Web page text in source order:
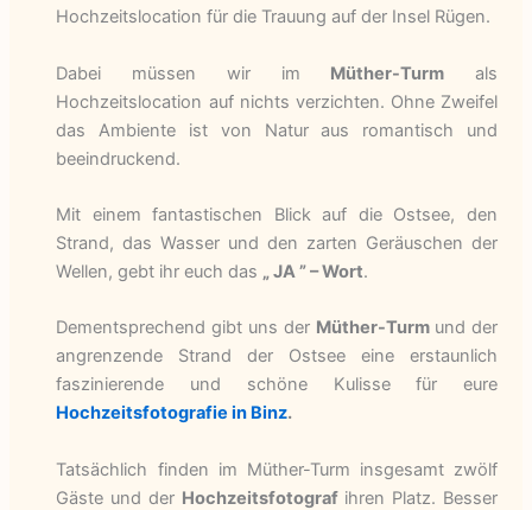
Hochzeitslocation für die Trauung auf der Insel Rügen.
Dabei müssen wir im Müther-Turm als
Hochzeitslocation auf nichts verzichten. Ohne Zweifel
das Ambiente ist von Natur aus romantisch und
beeindruckend.
Mit einem fantastischen Blick auf die Ostsee, den
Strand, das Wasser und den zarten Geräuschen der
Wellen, gebt ihr euch das „ JA ” – Wort.
Dementsprechend gibt uns der Müther-Turm und der
angrenzende Strand der Ostsee eine erstaunlich
faszinierende und schöne Kulisse für eure
Hochzeitsfotografie in Binz.
Tatsächlich finden im Müther-Turm insgesamt zwölf
Gäste und der Hochzeitsfotograf ihren Platz. Besser